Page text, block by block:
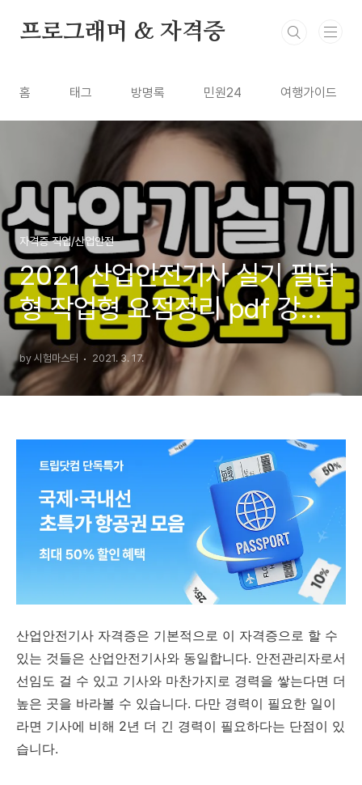
프로그래머 & 자격증
홈 태그 방명록 민원24 여행가이드
자격증 직업/산업안전
2021 산업안전기사 실기 필답
형 작업형 요점정리 pdf 강의
요약
by 시험마스터 2021. 3. 17.
산업안전기사 자격증은 기본적으로 이 자격증으로 할 수
있는 것들은 산업안전기사와 동일합니다. 안전관리자로서
선임도 걸 수 있고 기사와 마찬가지로 경력을 쌓는다면 더
높은 곳을 바라볼 수 있습니다. 다만 경력이 필요한 일이
라면 기사에 비해 2년 더 긴 경력이 필요하다는 단점이 있
습니다.